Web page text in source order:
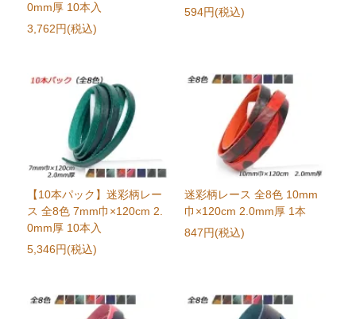
0mm厚 10本入
3,762円(税込)
594円(税込)
【10本パック】迷彩柄レー
ス 全8色 7mm巾×120cm 2.
0mm厚 10本入
5,346円(税込)
迷彩柄レース 全8色 10mm
巾×120cm 2.0mm厚 1本
847円(税込)